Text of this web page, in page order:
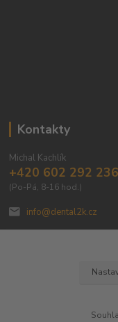
Kontakty
Michal Kachlík
+420 602 292 236
(Po-Pá, 8-16 hod.)
info@dental2k.cz